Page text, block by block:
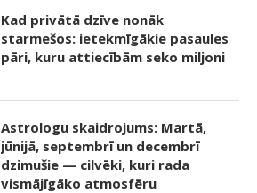
Kad privātā dzīve nonāk
starmešos: ietekmīgākie pasaules
pāri, kuru attiecībām seko miljoni
Astrologu skaidrojums: Martā,
jūnijā, septembrī un decembrī
dzimušie — cilvēki, kuri rada
vismājīgāko atmosfēru